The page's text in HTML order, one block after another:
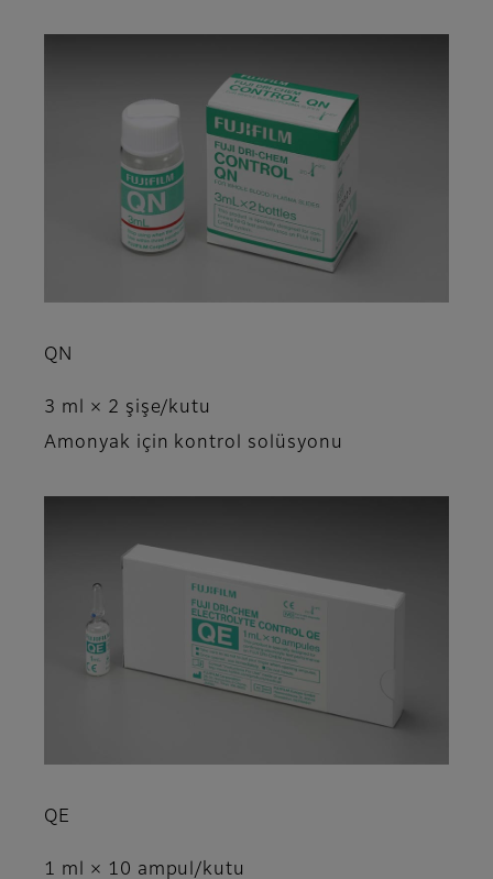
QN
3 ml × 2 şişe/kutu
Amonyak için kontrol solüsyonu
QE
1 ml × 10 ampul/kutu